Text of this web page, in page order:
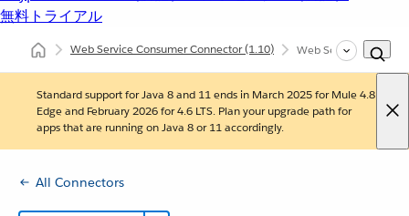
無料トライアル
Web Service Consumer Connector(1.10) Web Service
Standard support for Java 8 and 11 ends in March 2025 for Mule 4.8
Edge and February 2026 for 4.6 LTS. Plan your upgrade path for
apps that are running on Java 8 or 11 accordingly.
All Connectors